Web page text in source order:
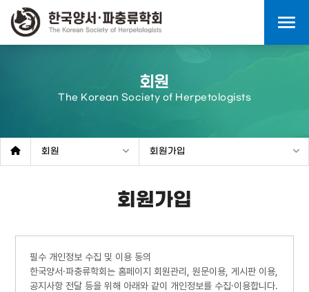
menu
회원
The Korean Society of Herpetologists
회원 회원가입
회원가입
필수 개인정보 수집 및 이용 동의
한국양서·파충류학회는 홈페이지 회원관리, 원문이용, 게시판 이용,
공지사항 전달 등을 위해 아래와 같이 개인정보를 수집·이용합니다.